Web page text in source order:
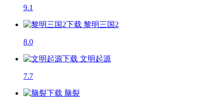
9.1
黎明三国2
8.0
文明起源
7.7
脑裂